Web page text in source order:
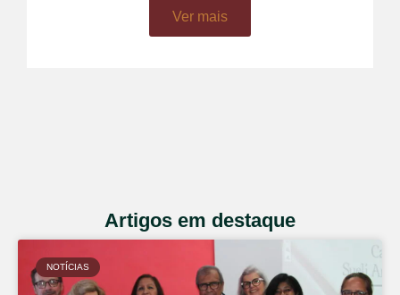
Ver mais
Artigos em destaque
NOTÍCIAS